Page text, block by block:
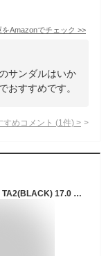
をAmazonでチェック >>
サンダルはいか
おすすめです。
すめコメント (1 件) >
[ニューバランス] キッズシューズ 208 v2 Sandal TA2(BLACK) 17.0 cm M